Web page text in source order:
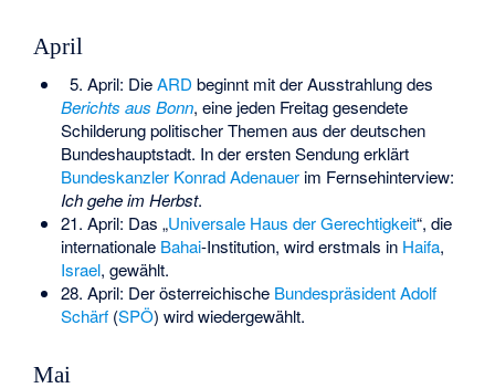
April
5. April: DieARD beginnt mit der Ausstrahlung des
Berichts aus Bonn, eine jeden Freitag gesendete
Schilderung politischer Themen aus der deutschen
Bundeshauptstadt. In der ersten Sendung erklärt
Bundeskanzler Konrad Adenauerim Fernsehinterview:
Ich gehe im Herbst.
21. April: Das „Universale Haus der Gerechtigkeit“, die
internationale Bahai-Institution, wird erstmals in Haifa,
Israel, gewählt.
28. April: Der österreichische Bundespräsident Adolf
Schärf(SPÖ) wird wiedergewählt.
Mai